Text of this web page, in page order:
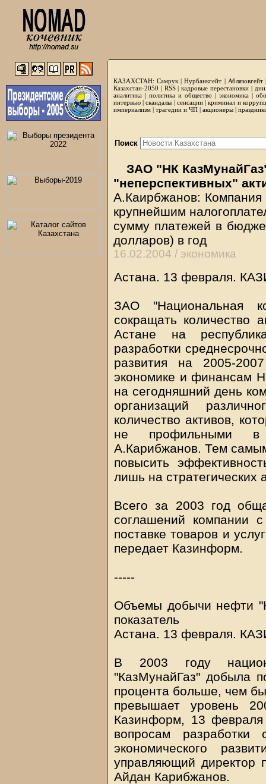
КАЗАХСТАН: Самрук |Нурбанкгейт | Аблязовгейт
Казахстан-2050 | RSS|кадровые перестановки|
аналитика | политика и общество | экономика |
интервью |скандалы | сенсации|криминал и
империализм | трагедии и ЧП | акционеры |
Поиск
ЗАО "НК
"неперспективных"
А.Каирбжанов: Компания
крупнейшим
сумму платежей в
долларов) в год
16.02.2004 / экономика
Астана. 13 февраля.
ЗАО "Национальная
сокращать количество
Астане на
разработки
развития на 2005-
экономике и финансам
на сегодняшний день
организаций
количество активов,
не профильными в
А.Карибжанов. Тем
повысить
лишь на стратегических
Всего за 2003 год
соглашений компании
поставке товаров и
передает Казинформ.
-----
Объемы добычи нефти
показатель
Астана. 13 февраля.
В 2003 году
"КазМунайГаз" добыла
процента больше, чем
превышает уровень
Казинформ, 13 февраля
вопросам разработки
экономического
управляющий директор
Айдан Карибжанов.